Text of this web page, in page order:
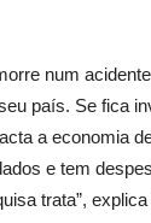
num
país. Se fica
a economia
e tem
trata”,